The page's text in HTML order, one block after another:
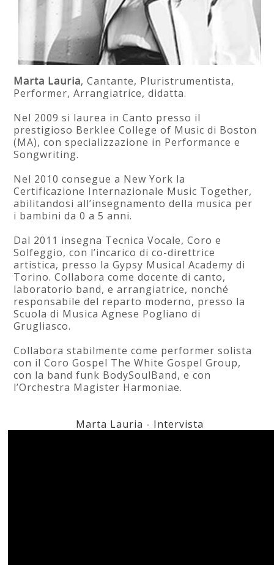
Marta Lauria, Cantante, Pluristrumentista,
Performer, Arrangiatrice, didatta.
Nel 2009 si laurea in Canto presso il
prestigioso Berklee College of Music di Boston
(MA), con specializzazione in Performance e
Songwriting.
Nel 2010 consegue a New York la
Certificazione Internazionale Music Together,
abilitandosi all’insegnamento della musica per
i bambini da 0 a 5 anni.
Dal 2011 insegna Tecnica Vocale, Coro e
Solfeggio, con l’incarico di co-direttrice
artistica, presso la Gypsy Musical Academy di
Torino. Collabora come docente di canto,
laboratorio band, e arrangiatrice, nonché
responsabile del reparto moderno, presso la
Scuola di Musica Agnese Pogliano di
Grugliasco.
Collabora stabilmente come performer solista
con il Coro Gospel The White Gospel Group,
con la band funk BodySoulBand, e con
l’Orchestra Magister Harmoniae.
Marta Lauria - Intervista